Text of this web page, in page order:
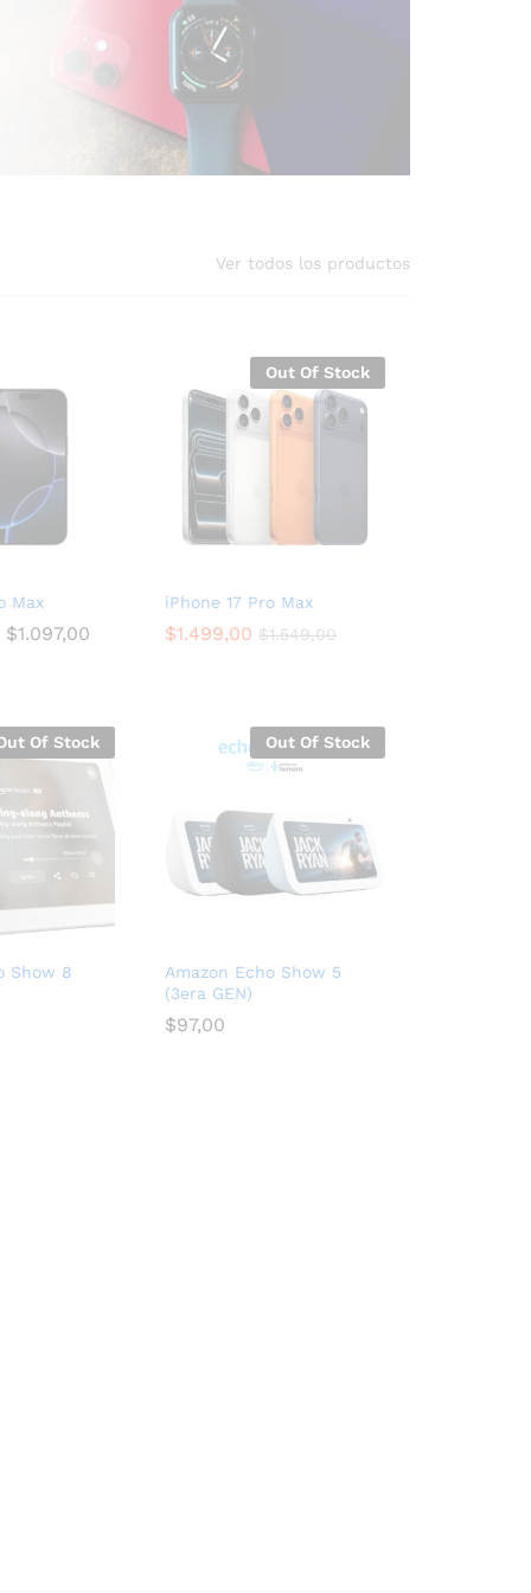
Ver todos los productos
Max
$1.097,00
Out Of Stock
iPhone 17 Pro Max
$1.499,00 $1.549,00
Of Stock
Show 8
Out Of Stock
Amazon Echo Show 5
(3era GEN)
$97,00